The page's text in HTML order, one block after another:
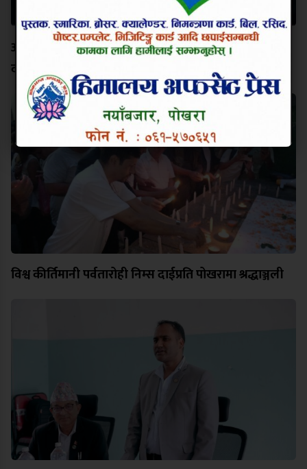
अक्षर चिनेको विद्यालयको भविष्य उज्यालो बनाउन नेतृत्वमा
दीपक कार्की
विश्व कीर्तिमानी पर्वतारोही निम्स दाईप्रति पोखरामा श्रद्धाञ्जली